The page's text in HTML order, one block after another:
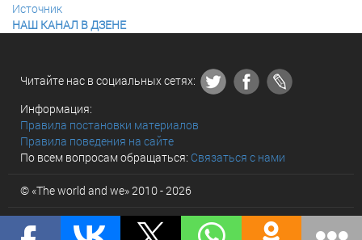
Источник
НАШ КАНАЛ В ДЗЕНЕ
Читайте нас в социальных сетях:
Информация:
Правила постановки материалов
Правила поведения на сайте
По всем вопросам обращаться: Связаться с нами
© «The world and we» 2010 - 2026